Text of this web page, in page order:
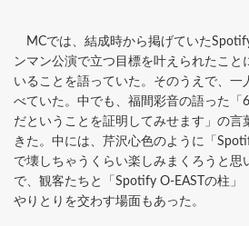
MCでは、結成時から掲げていた
ンマン公演で立つ目標を叶えられたこと
いることを語っていた。そのうえで、一
べていた。中でも、福間彩音の語った「
だということを証明してみせます」の言
きた。中には、芹沢心色のように「
で壊しちゃうくらい楽しみまくろうと思
で、観客たちと「Spotify O-EASTの柱」
やりとりを交わす場面もあった。